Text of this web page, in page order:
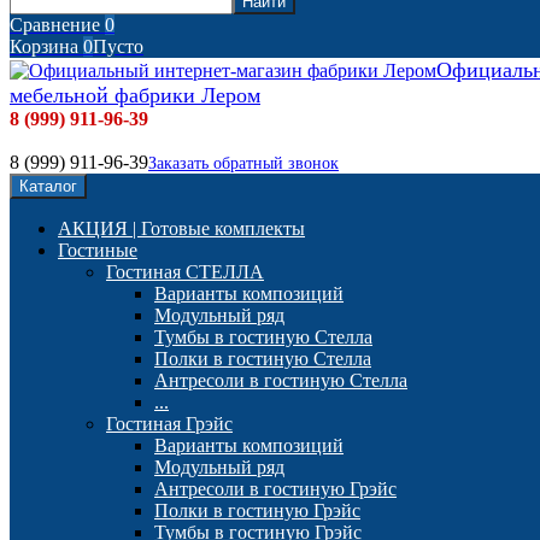
Сравнение 0
Корзина 0Пусто
мебельной фабрики Лером
8 (999) 911-96-39
8 (999) 911-96-39Заказать обратный звонок
Каталог
АКЦИЯ | Готовые комплекты
Гостиные
Гостиная СТЕЛЛА
Варианты композиций
Модульный ряд
Тумбы в гостиную Стелла
Полки в гостиную Стелла
Антресоли в гостиную Стелла
...
Гостиная Грэйс
Варианты композиций
Модульный ряд
Антресоли в гостиную Грэйс
Полки в гостиную Грэйс
Тумбы в гостиную Грэйс